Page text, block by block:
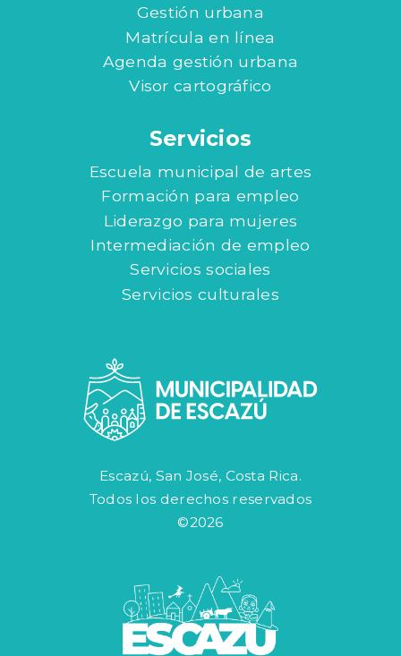
Gestión urbana
Matrícula en línea
Agenda gestión urbana
Visor cartográfico
Servicios
Escuela municipal de artes
Formación para empleo
Liderazgo para mujeres
Intermediación de empleo
Servicios sociales
Servicios culturales
Escazú, San José, Costa Rica.
Todos los derechos reservados
©2026